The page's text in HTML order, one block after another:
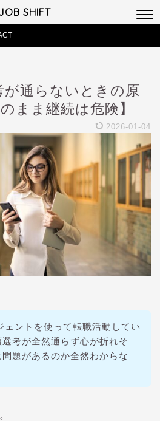
SHIFT
が通らないときの原
まま継続は危険】
2026-01-04
ェントを使って転職活動してい
選考が全然通らず心が折れそ
問題があるのか全然わからな